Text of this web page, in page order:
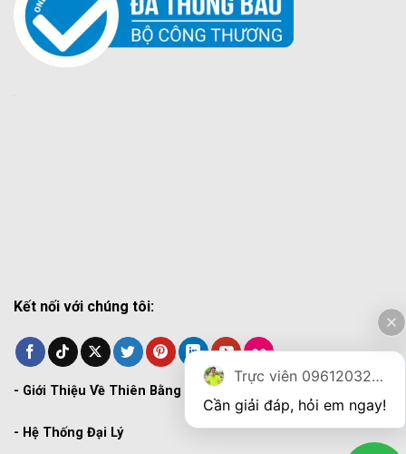
Kết nối với chúng tôi:
- Giới Thiệu Về Thiên Bằng
- Hệ Thống Đại Lý
Trực viên 0961203270
Cần giải đáp, hỏi em ngay!